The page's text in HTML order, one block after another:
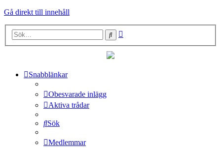
Gå direkt till innehåll
Sök
Snabblänkar
Obesvarade inlägg
Aktiva trådar
Sök
Medlemmar